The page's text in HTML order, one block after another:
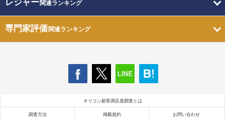
レジャー関連ランキング
専門家評価関連ランキング
オリコン顧客満足度調査とは
調査方法 掲載規約 お問い合わせ